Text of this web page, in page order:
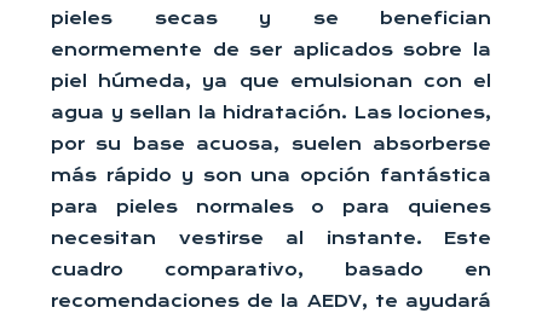
pieles secas y se benefician
enormemente de ser aplicados sobre la
piel húmeda, ya que emulsionan con el
agua y sellan la hidratación. Las lociones,
por su base acuosa, suelen absorberse
más rápido y son una opción fantástica
para pieles normales o para quienes
necesitan vestirse al instante. Este
cuadro comparativo, basado en
recomendaciones de la AEDV, te ayudará